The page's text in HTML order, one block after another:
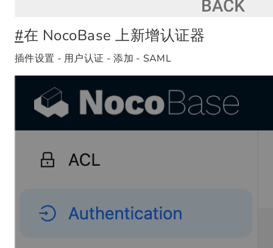
#在 NocoBase 上新增认证器
插件设置 - 用户认证 - 添加 - SAML